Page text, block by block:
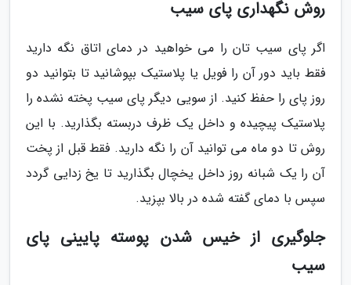
روش نگهداری پای سیب
اگر پای سیب تان را می خواهید در دمای اتاق نگه دارید
فقط باید دور آن را فویل یا پلاستیک بپوشانید تا بتوانید دو
روز پای را حفظ کنید. از سویی دیگر پای سیب پخته نشده را
پلاستیک پیچیده و داخل یک ظرف دربسته بگذارید. با این
روش تا دو ماه می توانید آن را نگه دارید. فقط قبل از پخت
آن را یک شبانه روز داخل یخچال بگذارید تا یخ زدایی گردد
سپس با دمای گفته شده در بالا بپزید.
جلوگیری از خیس شدن پوسته پایینی پای
سیب